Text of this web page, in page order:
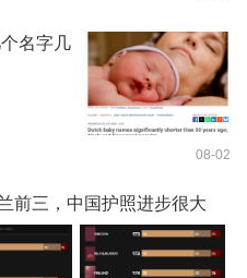
名字几
08-02
前三，中国护照进步很大